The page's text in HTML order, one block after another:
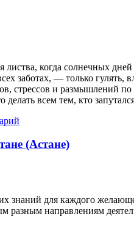
листва, когда солнечных
заботах, — только
стрессов и размышлений
всем тем, кто
(Астане)
знаний для каждого
направлениям